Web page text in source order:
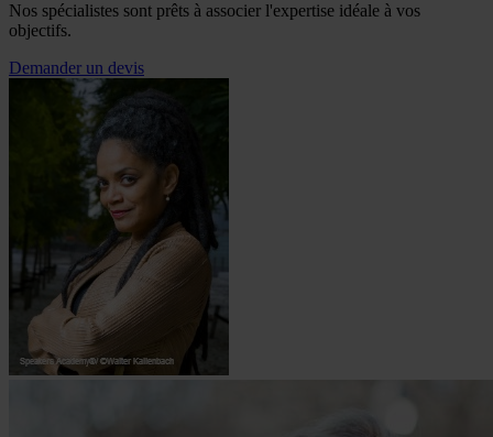
Nos spécialistes sont prêts à associer l'expertise idéale à vos
objectifs.
Demander un devis